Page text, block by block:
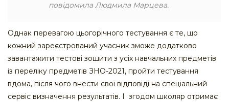
повідомила Людмила Марцева.
Однак перевагою цьогорічного тестування є те, що
кожний зареєстрований учасник зможе додатково
завантажити тестові зошити з усіх навчальних предметів
із переліку предметів ЗНО-2021, пройти тестування
вдома, після чого внести свої відповіді на спеціальний
сервіс визначення результатів. І згодом школяр отримає